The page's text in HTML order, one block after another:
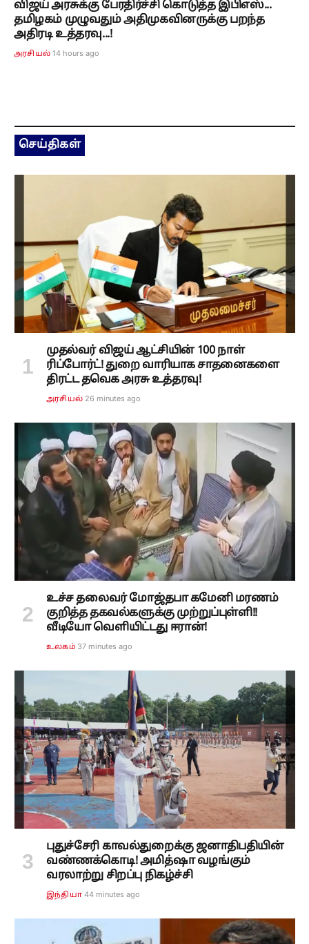
விஜய் அரசுக்கு பேரதிர்ச்சி கொடுத்த இபிஎஸ்...
தமிழகம் முழுவதும் அதிமுகவினருக்கு பறந்த
அதிரடி உத்தரவு...!
அரசியல் 14 hours ago
செய்திகள்
முதல்வர் விஜய் ஆட்சியின் 100 நாள்
ரிப்போர்ட்! துறை வாரியாக சாதனைகளை
திரட்ட தவெக அரசு உத்தரவு!
அரசியல் 26 minutes ago
உச்ச தலைவர் மோஜ்தபா கமேனி மரணம்
குறித்த தகவல்களுக்கு முற்றுப்புள்ளி!!
வீடியோ வெளியிட்டது ஈரான்!
உலகம் 37 minutes ago
புதுச்சேரி காவல்துறைக்கு ஜனாதிபதியின்
வண்ணக்கொடி! அமித்ஷா வழங்கும்
வரலாற்று சிறப்பு நிகழ்ச்சி
இந்தியா 45 minutes ago